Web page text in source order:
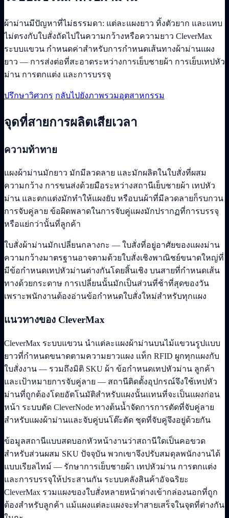
ผ้าม่านมีปัญหาที่ไม่ธรรมดา: แต่ละแผงยาว ทิ้งตัวยาก และแทบ
ไม่ตรงกับใบสั่งถัดไปในความกว้างหรือความยาว CleverMax
ระบบแขวน กำหนดค่าสำหรับการกำหนดเส้นทางผ้าม่านแผง
ยาว — การส่งต่อที่สะอาดระหว่างการเย็บชายผ้า การเย็บเทปหัว
ม่าน การตกแต่ง และการบรรจุ
ปรึกษาวิศวกร กลับไปยังภาพรวมอุตสาหกรรม
จุดที่สายการผลิตเสียเวลา
ความท้าทาย
แผงผ้าม่านมักยาว มักมีลวดลาย และมักผลิตในใบสั่งที่ผสม
ความกว้าง การขนส่งด้วยมือระหว่างสถานีเย็บชายผ้า เทปหัว
ม่าน และตกแต่งมักทำให้แผงยับ หรือบนผ้าที่มีลวดลายก็รบกวน
การจับคู่ลาย ข้อผิดพลาดในการจับคู่แผงมักปรากฏที่การบรรจุ
หรือแย่กว่านั้นที่ลูกค้า
ใบสั่งผ้าม่านมักเปลี่ยนกลางกะ — ใบสั่งที่อยู่อาศัยของแผงม่าน
ความกว้างมาตรฐานอาจตามด้วยใบสั่งเชิงพาณิชย์ขนาดใหญ่ที่
มีข้อกำหนดเทปหัวม่านต่างกันโดยสิ้นเชิง บนสายที่กำหนดเส้น
ทางด้วยกระดาษ การเปลี่ยนนั้นมักเป็นส่วนที่ช้าที่สุดของวัน
เพราะพนักงานต้องอ่านข้อกำหนดใบสั่งใหม่สำหรับทุกแผง
แนวทางของ CleverMax
CleverMax ระบบแขวน นำแต่ละแผงผ้าม่านบนไม้แขวนรูปแบบ
ยาวที่กำหนดขนาดตามความยาวแผง แท็ก RFID ผูกทุกแผงกับ
ใบสั่งงาน — รวมถึงมิติ SKU ผ้า ข้อกำหนดเทปหัวม่าน ลูกค้า
และเป้าหมายการจับคู่ลาย — สถานีติดตั้งอุปกรณ์จึงใช้เทปหัว
ม่านที่ถูกต้องโดยอัตโนมัติสำหรับแผงนั้นแทนที่จะเป็นแผงก่อน
หน้า ระบบตัด CleverNode ทางต้นน้ำจัดการการตัดที่จับคู่ลาย
สำหรับแผงผ้าม่านและจับคู่บนโต๊ะตัด ชุดที่จับคู่จึงอยู่ด้วยกัน
ข้อมูลสถานีแบบสดบอกหัวหน้างานว่าสถานีใดเป็นคอขวด
สำหรับส่วนผสม SKU ปัจจุบัน พวกเขาจึงปรับสมดุลพนักงานได้
แบบเรียลไทม์ — รักษาการเย็บชายผ้า เทปหัวม่าน การตกแต่ง
และการบรรจุให้ประสานกัน ระบบคลังสินค้าอัจฉริยะ
CleverMax รวมแผงของใบสั่งหลายหน้าต่างเข้ากล่องนอกที่ถูก
ต้องสำหรับลูกค้า แม้แผงแต่ละแผงจะทำสายเสร็จในจุดที่ต่างกัน